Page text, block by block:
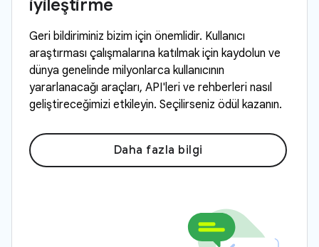
iyileştirme
Geri bildiriminiz bizim için önemlidir. Kullanıcı
araştırması çalışmalarına katılmak için kaydolun ve
dünya genelinde milyonlarca kullanıcının
yararlanacağı araçları, API'leri ve rehberleri nasıl
geliştireceğimizi etkileyin. Seçilirseniz ödül kazanın.
Daha fazla bilgi